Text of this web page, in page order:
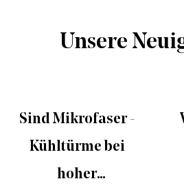
Unsere
Sind Mikrofaser -
Kühltürme bei
hoher